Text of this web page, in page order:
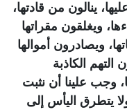
ينالون من قادتها،
ويغلقون مقراتها
ويصادرون أموالها
التهم الكاذبة
وجب علينا أن نثبت
يتطرق اليأس إلى